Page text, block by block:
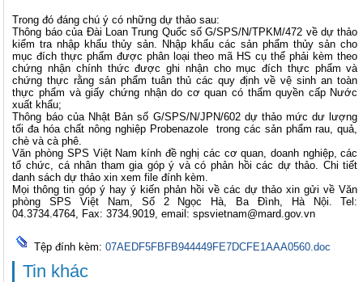
Trong đó đáng chú ý có những dự thảo sau:
Thông báo của Đài Loan Trung Quốc số G/SPS/N/TPKM/472 về dự thảo
kiểm tra nhập khẩu thủy sản. Nhập khẩu các sản phẩm thủy sản cho
mục đích thực phẩm được phân loại theo mã HS cụ thể phải kèm theo
chứng nhận chính thức được ghi nhận cho mục đích thực phẩm và
chứng thực rằng sản phẩm tuân thủ các quy định về vệ sinh an toàn
thực phẩm và giấy chứng nhận do cơ quan có thẩm quyền cấp Nước
xuất khẩu;
Thông báo của Nhật Bản số G/SPS/N/JPN/602 dự thảo mức dư lượng
tối đa hóa chất nông nghiệp Probenazole trong các sản phẩm rau, quả,
chè và cà phê.
Văn phòng SPS Việt Nam kính đề nghị các cơ quan, doanh nghiệp, các
tổ chức, cá nhân tham gia góp ý và có phản hồi các dự thảo. Chi tiết
danh sách dự thảo xin xem file đính kèm.
Mọi thông tin góp ý hay ý kiến phản hồi về các dự thảo xin gửi về Văn
phòng SPS Việt Nam, Số 2 Ngọc Hà, Ba Đình, Hà Nội. Tel:
04.3734.4764, Fax: 3734.9019, email: spsvietnam@mard.gov.vn
Tệp đính kèm: 07AEDF5FBFB944449FE7DCFE1AAA0560.doc
Tin khác